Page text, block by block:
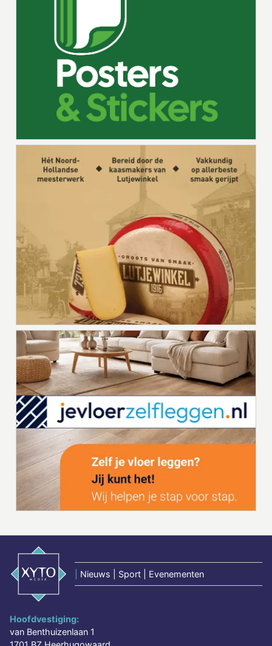
Nieuws | Sport | Evenementen
Hoofdvestiging:
van Benthuizenlaan 1